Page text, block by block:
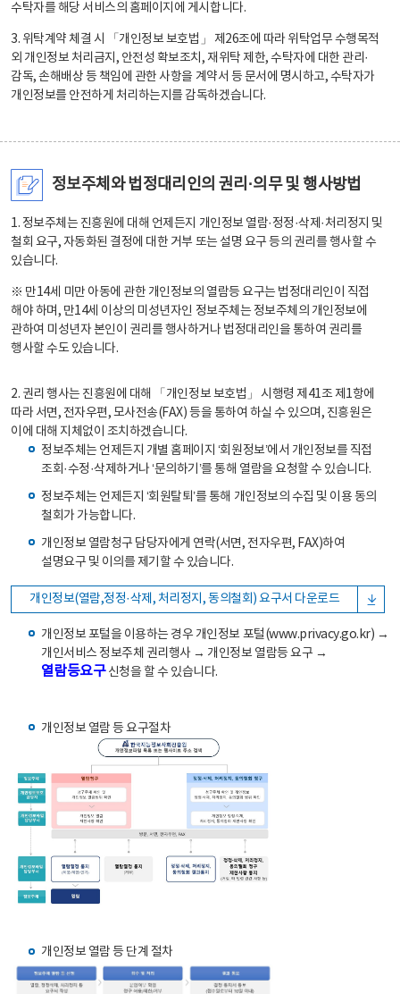
수탁자를 해당 서비스의 홈페이지에 게시합니다.
3. 위탁계약 체결 시 「개인정보 보호법」 제26조에 따라 위탁업무 수행목적
외 개인정보 처리금지, 안전성 확보조치, 재위탁 제한, 수탁자에 대한 관리·
감독, 손해배상 등 책임에 관한 사항을 계약서 등 문서에 명시하고, 수탁자가
개인정보를 안전하게 처리하는지를 감독하겠습니다.
정보주체와 법정대리인의 권리·의무 및 행사방법
1. 정보주체는 진흥원에 대해 언제든지 개인정보 열람·정정·삭제·처리정지 및
철회 요구, 자동화된 결정에 대한 거부 또는 설명 요구 등의 권리를 행사할 수
있습니다.
※ 만14세 미만 아동에 관한 개인정보의 열람등 요구는 법정대리인이 직접
해야 하며, 만14세 이상의 미성년자인 정보주체는 정보주체의 개인정보에
관하여 미성년자 본인이 권리를 행사하거나 법정대리인을 통하여 권리를
행사할 수도 있습니다.
2. 권리 행사는 진흥원에 대해 「개인정보 보호법」 시행령 제41조 제1항에
따라 서면, 전자우편, 모사전송(FAX) 등을 통하여 하실 수 있으며, 진흥원은
이에 대해 지체없이 조치하겠습니다.
정보주체는 언제든지 개별 홈페이지 ‘회원정보’에서 개인정보를 직접
조회·수정·삭제하거나 ‘문의하기’를 통해 열람을 요청할 수 있습니다.
정보주체는 언제든지 ‘회원탈퇴’를 통해 개인정보의 수집 및 이용 동의
철회가 가능합니다.
개인정보 열람청구 담당자에게 연락(서면, 전자우편, FAX)하여
설명요구 및 이의를 제기할 수 있습니다.
개인정보(열람,정정·삭제, 처리정지, 동의철회) 요구서 다운로드
개인정보 포털을 이용하는 경우 개인정보 포털(www.privacy.go.kr) →
개인서비스 정보주체 권리행사 → 개인정보 열람등 요구 →
열람등요구신청을 할 수 있습니다.
개인정보 열람 등 요구절차
개인정보 열람 등 단계 절차